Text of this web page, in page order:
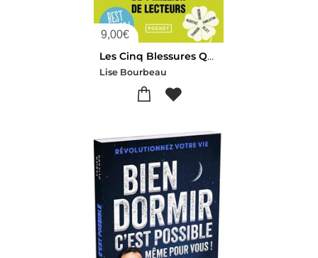
9,00€
Les Cinq Blessures Qui Empechent D'etre Soi-meme
Lise Bourbeau